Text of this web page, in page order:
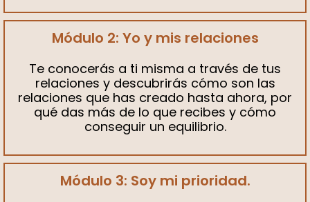
Módulo 2: Yo y mis relaciones
Te conocerás a ti misma a través de tus
relaciones y descubrirás cómo son las
relaciones que has creado hasta ahora, por
qué das más de lo que recibes y cómo
conseguir un equilibrio.
Módulo 3: Soy mi prioridad.